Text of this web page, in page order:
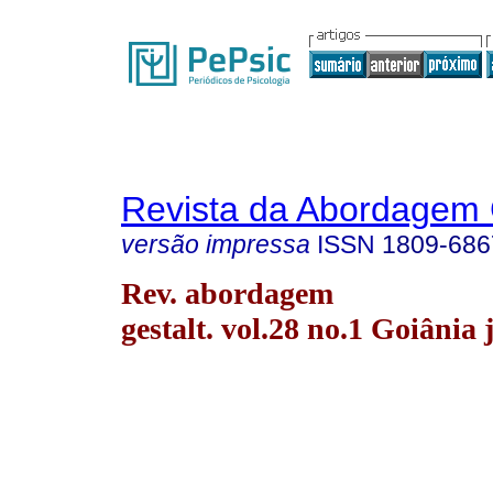
Revista da Abordagem
versão impressa ISSN 1809-
Rev. abordagem
gestalt. vol.28 no.1 Goiânia